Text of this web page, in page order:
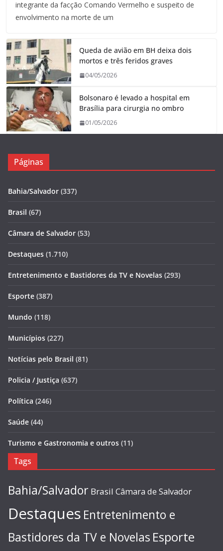
integrante da facção Comando Vermelho e suspeito de
envolvimento na morte de um
Queda de avião em BH deixa dois
mortos e três feridos graves
04/05/2026
Bolsonaro é levado a hospital em
Brasília para cirurgia no ombro
01/05/2026
Páginas
Bahia/Salvador (337)
Brasil (67)
Câmara de Salvador (53)
Destaques (1.710)
Entretenimento e Bastidores da TV e Novelas (293)
Esporte (387)
Mundo (118)
Municípios (227)
Notícias pelo Brasil (81)
Policia / Justiça (637)
Política (246)
Saúde (44)
Turismo e Gastronomia e outros (11)
Tags
Bahia/Salvador Brasil Câmara de Salvador
Destaques Entretenimento e
Bastidores da TV e Novelas Esporte